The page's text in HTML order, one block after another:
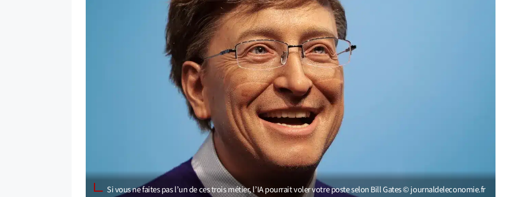
Si vous ne faites pas l’un de ces trois métier, l’IA pourrait voler votre poste selon Bill Gates © journaldeleconomie.fr